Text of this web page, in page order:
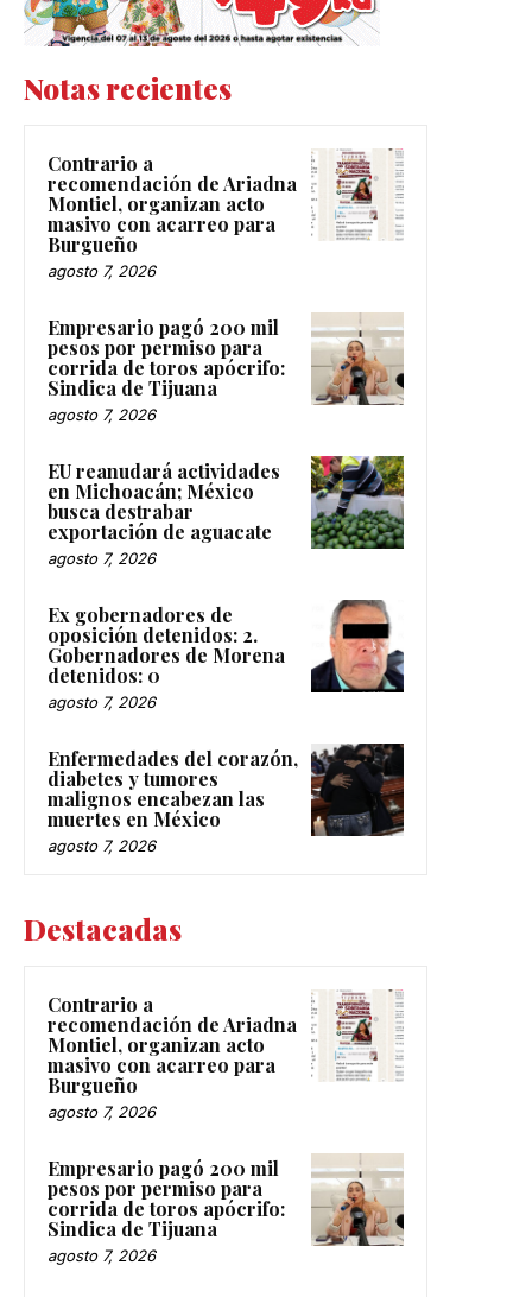
Notas recientes
Contrario a
recomendación de Ariadna
Montiel, organizan acto
masivo con acarreo para
Burgueño
agosto 7, 2026
Empresario pagó 200 mil
pesos por permiso para
corrida de toros apócrifo:
Sindica de Tijuana
agosto 7, 2026
EU reanudará actividades
en Michoacán; México
busca destrabar
exportación de aguacate
agosto 7, 2026
Ex gobernadores de
oposición detenidos: 2.
Gobernadores de Morena
detenidos: 0
agosto 7, 2026
Enfermedades del corazón,
diabetes y tumores
malignos encabezan las
muertes en México
agosto 7, 2026
Destacadas
Contrario a
recomendación de Ariadna
Montiel, organizan acto
masivo con acarreo para
Burgueño
agosto 7, 2026
Empresario pagó 200 mil
pesos por permiso para
corrida de toros apócrifo:
Sindica de Tijuana
agosto 7, 2026